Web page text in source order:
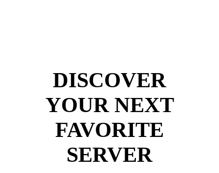
DISCOVER
YOUR NEXT
FAVORITE
SERVER